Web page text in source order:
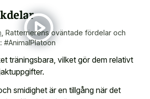
Ratterrierens oväntade fördelar och
#AnimalPlatoon
träningsbara, vilket gör dem relativt
smidighet är en tillgång när det